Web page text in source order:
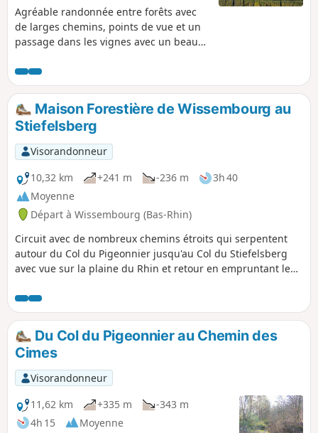
Agréable randonnée entre forêts avec
de larges chemins, points de vue et un
passage dans les vignes avec un beau
profiter des fleurs des arbres fruitiers !
Maison Forestière de Wissembourg au
Stiefelsberg
Visorandonneur
10,32 km
+241 m -236 m
3h 40
Moyenne
Départ à Wissembourg (Bas-Rhin)
Circuit avec de nombreux chemins étroits qui serpentent
autour du Col du Pigeonnier jusqu'au Col du Stiefelsberg
avec vue sur la plaine du Rhin et retour en empruntant le
Du Col du Pigeonnier au Chemin des
Cimes
Visorandonneur
11,62 km
+335 m
-343 m
4h 15
Moyenne